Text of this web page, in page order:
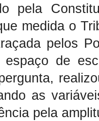
pela
medida o
pelos
espaço de
as
pela